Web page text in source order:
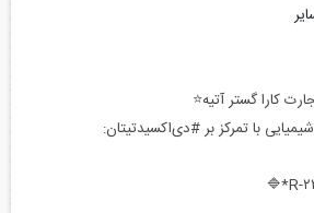
کارا گستر آتیه⭐️
با تمرکز بر #دی‌اکسیدتیتان: